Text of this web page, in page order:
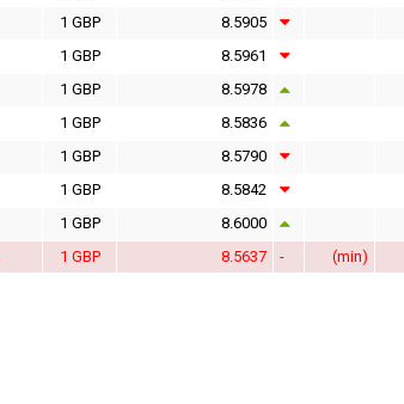
1 GBP 8.5905
1 GBP 8.5961
1 GBP 8.5978
1 GBP 8.5836
1 GBP 8.5790
1 GBP 8.5842
1 GBP 8.6000
1 GBP 8.5637 - (min)